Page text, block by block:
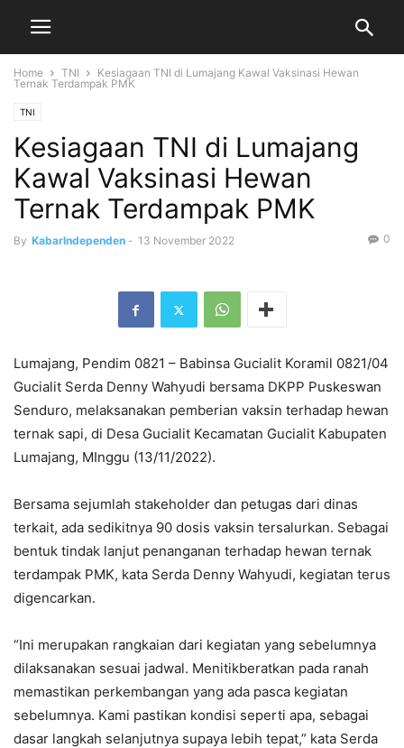
Home TNI
Kesiagaan TNI di Lumajang Kawal Vaksinasi Hewan
Ternak Terdampak PMK
TNI
Kesiagaan TNI di Lumajang
Kawal Vaksinasi Hewan
Ternak Terdampak PMK
By KabarIndependen - 13 November 2022 0
Lumajang, Pendim 0821 – Babinsa Gucialit Koramil 0821/04
Gucialit Serda Denny Wahyudi bersama DKPP Puskeswan
Senduro, melaksanakan pemberian vaksin terhadap hewan
ternak sapi, di Desa Gucialit Kecamatan Gucialit Kabupaten
Lumajang, MInggu (13/11/2022).
Bersama sejumlah stakeholder dan petugas dari dinas
terkait, ada sedikitnya 90 dosis vaksin tersalurkan. Sebagai
bentuk tindak lanjut penanganan terhadap hewan ternak
terdampak PMK, kata Serda Denny Wahyudi, kegiatan terus
digencarkan.
“Ini merupakan rangkaian dari kegiatan yang sebelumnya
dilaksanakan sesuai jadwal. Menitikberatkan pada ranah
memastikan perkembangan yang ada pasca kegiatan
sebelumnya. Kami pastikan kondisi seperti apa, sebagai
dasar langkah selanjutnya supaya lebih tepat,” kata Serda